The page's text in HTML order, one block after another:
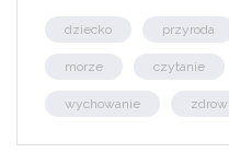
dziecko przyroda
morze czytanie
wychowanie